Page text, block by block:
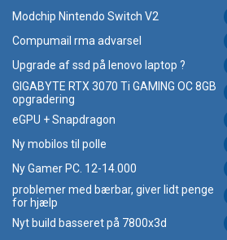
Modchip Nintendo Switch V2
Compumail rma advarsel
Upgrade af ssd på lenovo laptop ?
GIGABYTE RTX 3070 Ti GAMING OC 8GB
opgradering
eGPU + Snapdragon
Ny mobilos til polle
Ny Gamer PC. 12-14.000
problemer med bærbar, giver lidt penge
for hjælp
Nyt build basseret på 7800x3d